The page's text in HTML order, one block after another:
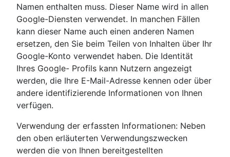
Namen enthalten muss. Dieser Name wird in allen
Google-Diensten verwendet. In manchen Fällen
kann dieser Name auch einen anderen Namen
ersetzen, den Sie beim Teilen von Inhalten über Ihr
Google-Konto verwendet haben. Die Identität
Ihres Google- Profils kann Nutzern angezeigt
werden, die Ihre E-Mail-Adresse kennen oder über
andere identifizierende Informationen von Ihnen
verfügen.
Verwendung der erfassten Informationen: Neben
den oben erläuterten Verwendungszwecken
werden die von Ihnen bereitgestellten